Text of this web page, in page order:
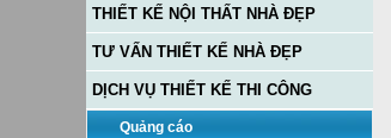
THIẾT KẾ NỘI THẤT NHÀ ĐẸP
TƯ VẤN THIẾT KẾ NHÀ ĐẸP
DỊCH VỤ THIẾT KẾ THI CÔNG
Quảng cáo